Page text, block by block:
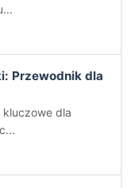
Przewodnik dla
kluczowe dla